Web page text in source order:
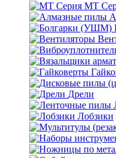
MT
Дрели
Лобзики